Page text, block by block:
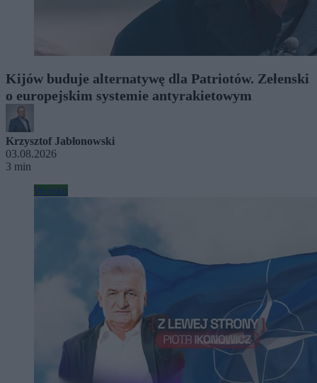
Kijów buduje alternatywę dla Patriotów. Zełenski
o europejskim systemie antyrakietowym
Krzysztof Jabłonowski
03.08.2026
3 min
Wojsko